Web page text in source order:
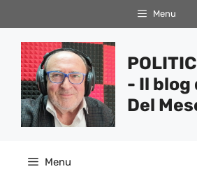
al
contenuto
Menu
- Il blog
Del
Menu